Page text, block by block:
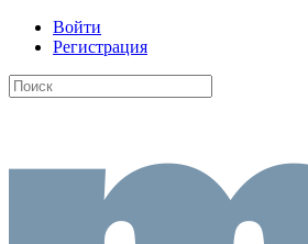
Войти
Регистрация